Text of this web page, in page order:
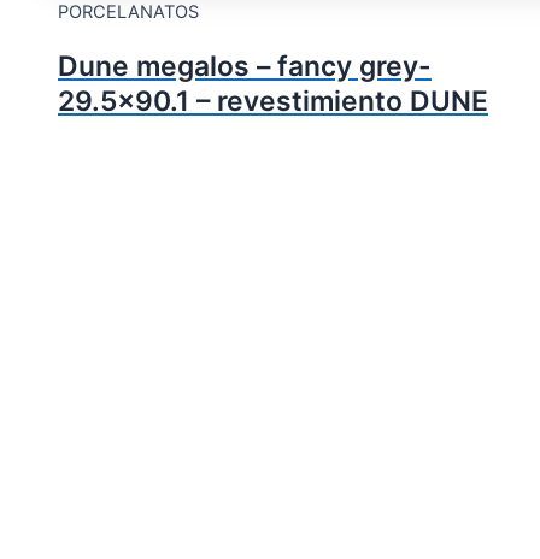
PORCELANATOS
Dune megalos – fancy grey-
29.5×90.1 – revestimiento DUNE